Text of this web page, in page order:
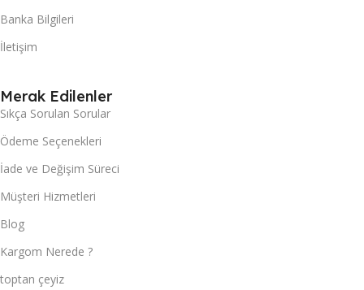
Banka Bilgileri
İletişim
Merak Edilenler
Sıkça Sorulan Sorular
Ödeme Seçenekleri
İade ve Değişim Süreci
Müşteri Hizmetleri
Blog
Kargom Nerede ?
toptan çeyiz